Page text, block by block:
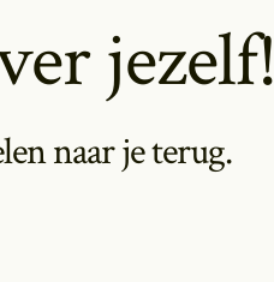
jezelf!
naar je terug.